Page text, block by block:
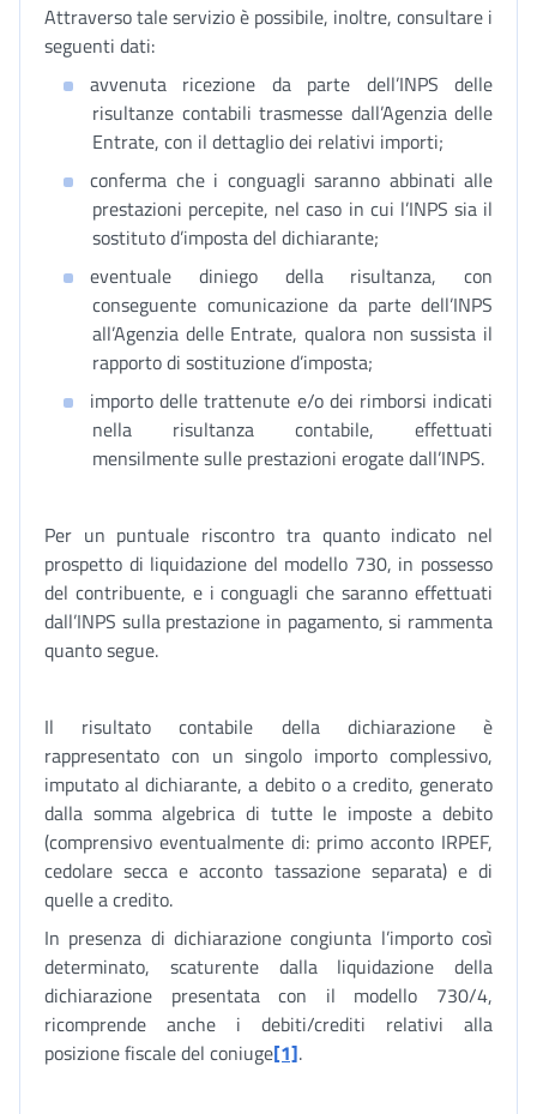
Attraverso tale servizio è possibile, inoltre, consultare i
seguenti dati:
avvenuta ricezione da parte dell’INPS delle
risultanze contabili trasmesse dall’Agenzia delle
Entrate, con il dettaglio dei relativi importi;
conferma che i conguagli saranno abbinati alle
prestazioni percepite, nel caso in cui l’INPS sia il
sostituto d’imposta del dichiarante;
eventuale diniego della risultanza, con
conseguente comunicazione da parte dell’INPS
all’Agenzia delle Entrate, qualora non sussista il
rapporto di sostituzione d’imposta;
importo delle trattenute e/o dei rimborsi indicati
nella risultanza contabile, effettuati
mensilmente sulle prestazioni erogate dall’INPS.
Per un puntuale riscontro tra quanto indicato nel
prospetto di liquidazione del modello 730, in possesso
del contribuente, e i conguagli che saranno effettuati
dall’INPS sulla prestazione in pagamento, si rammenta
quanto segue.
Il risultato contabile della dichiarazione è
rappresentato con un singolo importo complessivo,
imputato al dichiarante, a debito o a credito, generato
dalla somma algebrica di tutte le imposte a debito
(comprensivo eventualmente di: primo acconto IRPEF,
cedolare secca e acconto tassazione separata) e di
quelle a credito.
In presenza di dichiarazione congiunta l’importo così
determinato, scaturente dalla liquidazione della
dichiarazione presentata con il modello 730/4,
ricomprende anche i debiti/crediti relativi alla
posizione fiscale del coniuge[1].